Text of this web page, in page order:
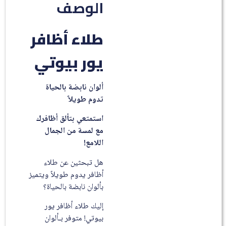
الوصف
طلاء أظافر
يور بيوتي
ألوان نابضة بالحياة
تدوم طويلاً
استمتعي بتألق أظافرك
مع لمسة من الجمال
اللامع!
هل تبحثين عن طلاء
أظافر يدوم طويلاً ويتميز
بألوان نابضة بالحياة؟
إليك طلاء أظافر يور
بيوتي! متوفر بـألوان